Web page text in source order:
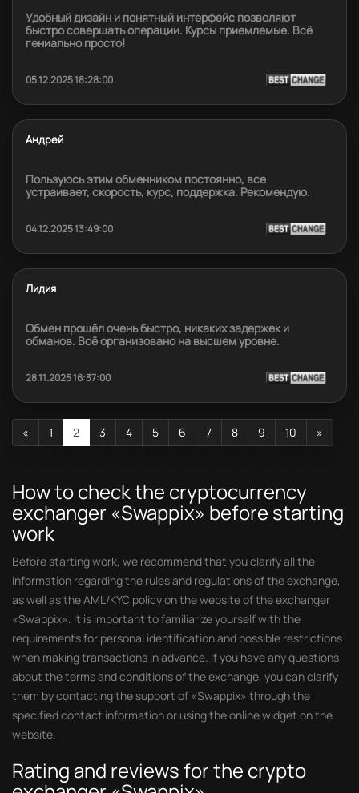
Удобный дизайн и понятный интерфейс позволяют
быстро совершать операции. Курсы приемлемые. Всё
гениально просто!
05.12.2025 18:28:00
Андрей
Пользуюсь этим обменником постоянно, все
устраивает, скорость, курс, поддержка. Рекомендую.
04.12.2025 13:49:00
Лидия
Обмен прошёл очень быстро, никаких задержек и
обманов. Всё организовано на высшем уровне.
28.11.2025 16:37:00
« 1 2 3 4 5 6 7 8 9 10 »
How to check the cryptocurrency
exchanger «Swappix» before starting
work
Before starting work, we recommend that you clarify all the
information regarding the rules and regulations of the exchange,
as well as the AML/KYC policy on the website of the exchanger
«Swappix». It is important to familiarize yourself with the
requirements for personal identification and possible restrictions
when making transactions in advance. If you have any questions
about the terms and conditions of the exchange, you can clarify
them by contacting the support of «Swappix» through the
specified contact information or using the online widget on the
website.
Rating and reviews for the crypto